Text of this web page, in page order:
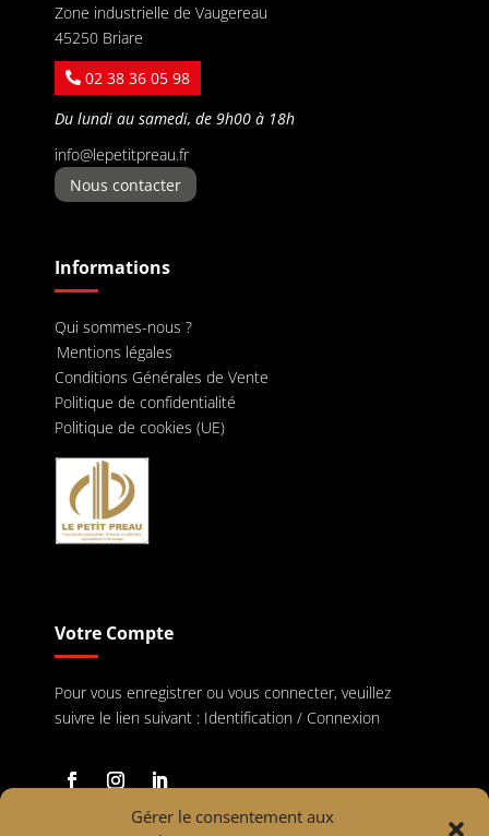
Gérer le consentement aux
Zone industrielle de Vaugereau
45250 Briare
02 38 36 05 98
Du lundi au samedi, de 9h00 à 18h
info@lepetitpreau.fr
Nous contacter
Informations
Qui sommes-nous ?
Mentions légales
Conditions Générales de Vente
Politique de confidentialité
Politique de cookies (UE)
Votre Compte
Pour vous enregistrer ou vous connecter, veuillez
suivre le lien suivant : Identification / Connexion